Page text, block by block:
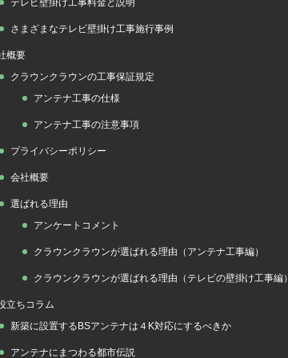
さまざまなテレビ壁掛け工事施行事例
概要
クラウンクラウンの工事保証規定
アンテナ工事の仕様
アンテナ工事の注意事項
プライバシーポリシー
会社概要
選ばれる理由
アンケートコメント
クラウンクラウンが選ばれる理由（アンテナ工事編）
クラウンクラウンが選ばれる理由（テレビの壁掛け工事編）
立ちコラム
新築に設置するBSアンテナは４K対応にするべきか
アンテナにまつわる都市伝説